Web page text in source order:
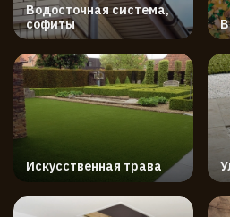
Водосточная система,
софиты
Искусственная трава